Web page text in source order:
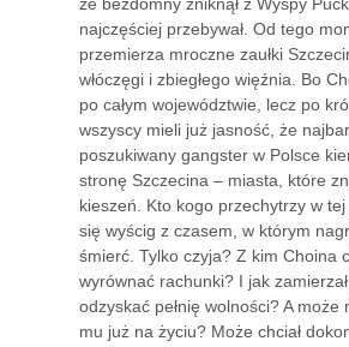
najczęściej przebywał. Od tego
przemierza mroczne zaułki
włóczęgi i zbiegłego więźnia. Bo
po całym województwie, lecz po
wszyscy mieli już jasność, że
poszukiwany gangster w Polsce
stronę Szczecina – miasta, które
kieszeń. Kto kogo przechytrzy w tej
się wyścig z czasem, w którym
śmierć. Tylko czyja? Z kim Choina
wyrównać rachunki? I jak
odzyskać pełnię wolności? A może
mu już na życiu? Może chciał